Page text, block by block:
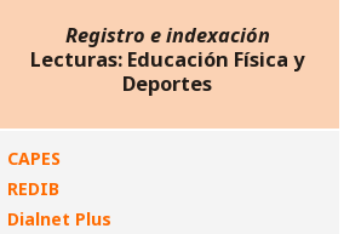
Registro e indexación
Lecturas: Educación Física y
Deportes
CAPES
REDIB
Dialnet Plus